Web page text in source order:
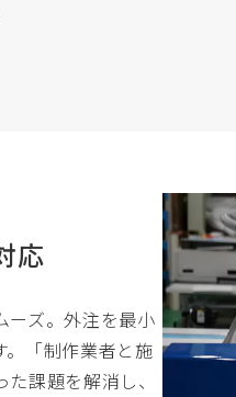
応
ーズ。外注を最小
「制作業者と施
課題を解消し、